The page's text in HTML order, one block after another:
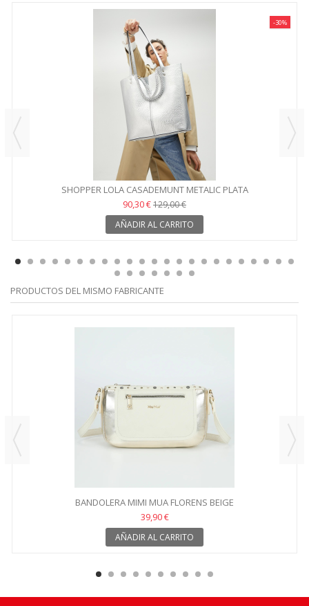
-30%
SHOPPER LOLA CASADEMUNT METALIC PLATA
90,30 €129,00 €
AÑADIR AL CARRITO
PRODUCTOS DEL MISMO FABRICANTE
BANDOLERA MIMI MUA FLORENS BEIGE
39,90 €
AÑADIR AL CARRITO